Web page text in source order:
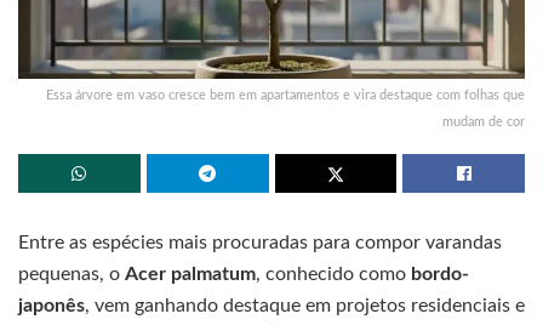
Essa árvore em vaso cresce bem em apartamentos e vira destaque com folhas que
mudam de cor
Entre as espécies mais procuradas para compor varandas
pequenas, o Acer palmatum, conhecido como bordo-
japonês, vem ganhando destaque em projetos residenciais e